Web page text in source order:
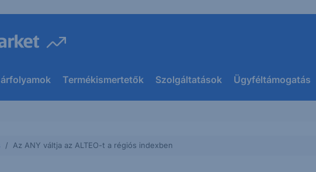
Termékismertetők Szolgáltatások Ügyféltámogatás
Az ANY váltja az ALTEO-t a régiós indexben